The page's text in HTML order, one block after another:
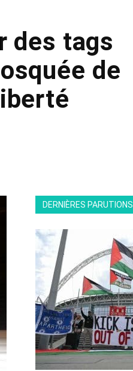
des tags
de
DERNIÈRES PARUTIONS